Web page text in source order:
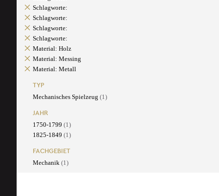
Schlagworte:
Schlagworte:
Schlagworte:
Schlagworte:
Material: Holz
Material: Messing
Material: Metall
TYP
Mechanisches Spielzeug (1)
JAHR
1750-1799 (1)
1825-1849 (1)
FACHGEBIET
Mechanik (1)